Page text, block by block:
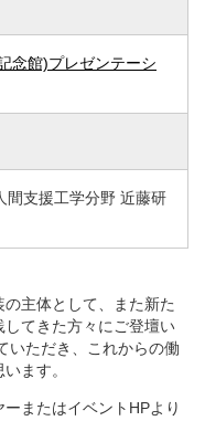
念館)プレゼンテーシ
間支援工学分野 近藤研
主体として、また新た
てきた方々にご登壇い
いただき、これからの働
ます。
またはイベントHPより